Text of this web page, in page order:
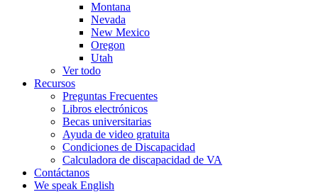
Montana
Nevada
New Mexico
Oregon
Utah
Ver todo
Recursos
Preguntas Frecuentes
Libros electrónicos
Becas universitarias
Ayuda de video gratuita
Condiciones de Discapacidad
Calculadora de discapacidad de VA
Contáctanos
We speak English